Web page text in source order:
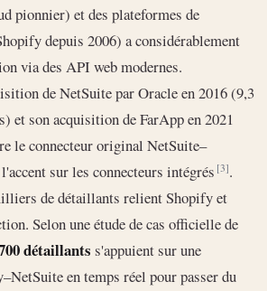
pionnier) et des plateformes de
depuis 2006) a considérablement
via des API web modernes.
de NetSuite par Oracle en 2016 (9,3
et son acquisition de FarApp en 2021
le connecteur original NetSuite–
sur les connecteurs intégrés[3].
de détaillants relient Shopify et
Selon une étude de cas officielle de
détaillants s'appuient sur une
en temps réel pour passer du